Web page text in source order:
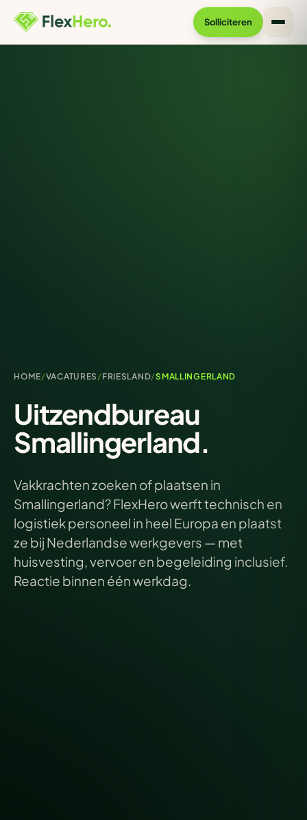
Solliciteren
HOME/VACATURES / FRIESLAND/SMALLINGERLAND
Uitzendbureau
Smallingerland.
Vakkrachten zoeken of plaatsen in
Smallingerland? FlexHero werft technisch en
logistiek personeel in heel Europa en plaatst
ze bij Nederlandse werkgevers — met
huisvesting, vervoer en begeleiding inclusief.
Reactie binnen één werkdag.